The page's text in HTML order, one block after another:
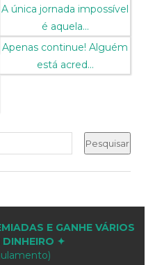
A única jornada impossível
é aquela...
Apenas continue! Alguém
está acred...
E GANHE VÁRIOS
DINHEIRO ✦